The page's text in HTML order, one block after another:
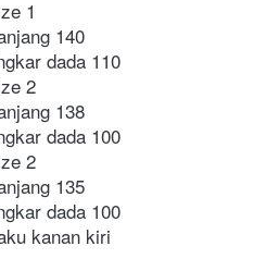
1
140
dada 110
2
138
dada 100
2
135
dada 100
kanan kiri